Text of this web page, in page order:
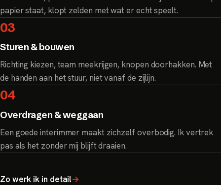
papier staat, klopt zelden met wat er echt speelt.
03
Sturen & bouwen
Richting kiezen, team meekrijgen, knopen doorhakken. Met
de handen aan het stuur, niet vanaf de zijlijn.
04
Overdragen & weggaan
Een goede interimmer maakt zichzelf overbodig. Ik vertrek
pas als het zonder mij blijft draaien.
Zo werk ik in detail→